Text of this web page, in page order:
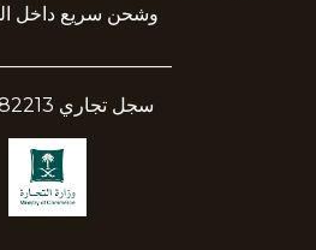
وشحن سريع داخل
سجل تجاري 4030182213